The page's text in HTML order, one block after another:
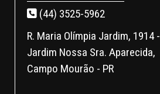
(44) 3525-5962
R. Maria Olímpia Jardim, 1914 -
Jardim Nossa Sra. Aparecida,
Campo Mourão - PR